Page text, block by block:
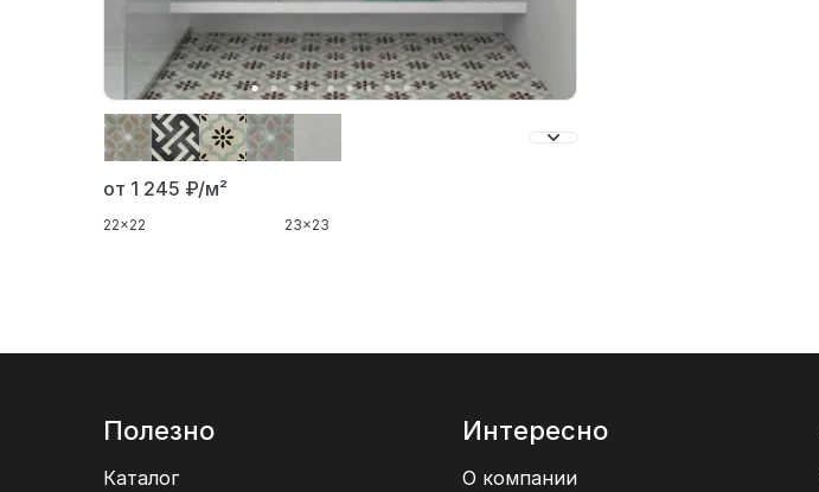
от 1 245 ₽/м²
22x22 23x23
Полезно
Каталог
Интересно
О компании